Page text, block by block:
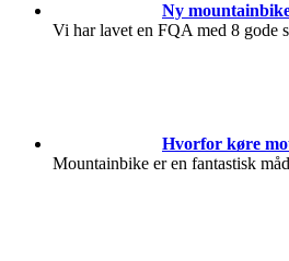
Ny
Vi har lavet en FQA med 8 gode
Hvorfor køre
Mountainbike er en fantastisk